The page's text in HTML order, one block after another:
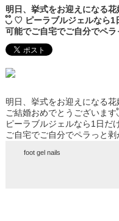
明日、挙式をお迎えになる花
◟̊◞̊ ♡ ピーラブルジェルなら
可能でご自宅でご自分でペ
明日、挙式をお迎えになる花
ご結婚おめでとうございます
ピーラブルジェルなら1日だ
ご自宅でご自分でペラっと剥
foot gel nails